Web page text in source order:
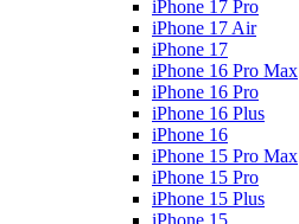
iPhone 17 Pro
iPhone 17 Air
iPhone 17
iPhone 16 Pro Max
iPhone 16 Pro
iPhone 16 Plus
iPhone 16
iPhone 15 Pro Max
iPhone 15 Pro
iPhone 15 Plus